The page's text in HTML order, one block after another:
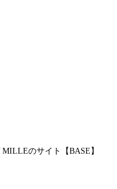
のサイト【BASE】